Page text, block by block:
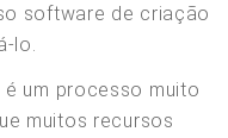
software de criação
lo.
um processo muito
muitos recursos